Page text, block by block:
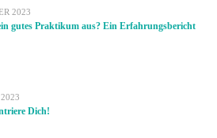
2023
gutes Praktikum aus? Ein Erfahrungsbericht
Dich!